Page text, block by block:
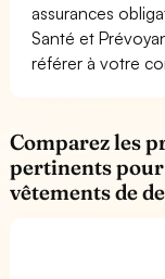
assurances
Santé et
référer à votre
Comparez les
pertinents
vêtements de